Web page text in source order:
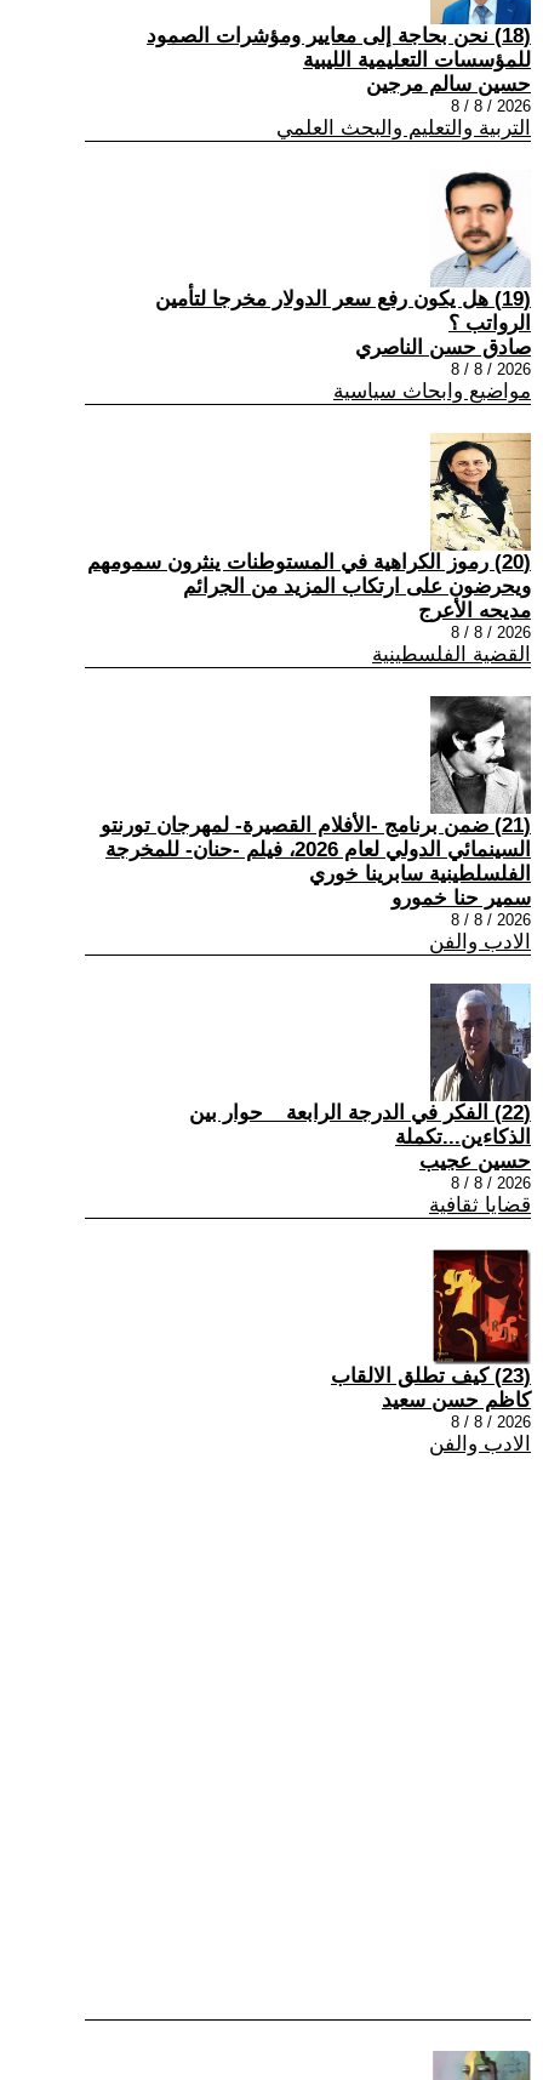
(18) نحن بحاجة إلى معايير ومؤشرات الصمود
للمؤسسات التعليمية الليبية
حسين سالم مرجين
2026 / 8 / 8
التربية والتعليم والبحث العلمي
(19) هل يكون رفع سعر الدولار مخرجا لتأمين
الرواتب ؟
صادق حسن الناصري
2026 / 8 / 8
مواضيع وابحاث سياسية
(20) رموز الكراهية في المستوطنات ينثرون سمومهم
ويحرضون على ارتكاب المزيد من الجرائم
مديحه الأعرج
2026 / 8 / 8
القضية الفلسطينية
(21) ضمن برنامج -الأفلام القصيرة- لمهرجان تورنتو
السينمائي الدولي لعام 2026، فيلم -حنان- للمخرجة
الفلسلطينية سابرينا خوري
سمير حنا خمورو
2026 / 8 / 8
الادب والفن
(22) الفكر في الدرجة الرابعة _ حوار بين
الذكاءين...تكملة
حسين عجيب
2026 / 8 / 8
قضايا ثقافية
(23) كيف تطلق الالقاب
كاظم حسن سعيد
2026 / 8 / 8
الادب والفن